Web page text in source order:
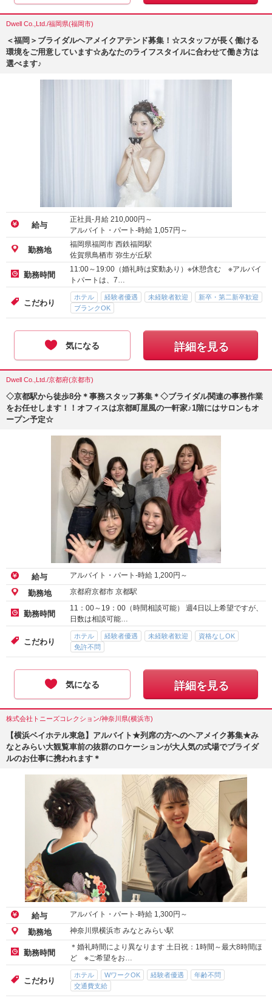
Dwell Co.,Ltd./福岡県(福岡市)
＜福岡＞ブライダルヘアメイクアテンド募集！☆スタッフが長く働ける
環境をご用意しています☆あなたのライフスタイルに合わせて働き方は
選べます♪
給与
正社員-月給 210,000円～
アルバイト・パート-時給 1,057 円～
勤務地
福岡県福岡市 西鉄福岡駅
佐賀県鳥栖市 弥生が丘駅
勤務時間
11:00～19:00（婚礼時は変動あり）※休憩含む ※アルバイ
トパートは、7…
こだわり
ホテル 経験者優遇 未経験者歓迎
新卒・第二新卒歓迎
ブランクOK
気になる 詳細を見る
Dwell Co.,Ltd./京都府(京都市)
◇京都駅から徒歩8分＊事務スタッフ募集＊◇ブライダル関連の事務作業
をお任せします！！オフィスは京都町屋風の一軒家♪1階にはサロンもオ
ープン予定☆
給与 アルバイト・パート-時給 1,200円～
勤務地 京都府京都市 京都駅
勤務時間
11：00～19：00（時間相談可能） 週4日以上希望ですが、
日数は相談可能…
こだわり
ホテル 経験者優遇 未経験者歓迎
資格なしOK
免許不問
気になる 詳細を見る
株式会社トニーズコレクション/神奈川県(横浜市)
【横浜ベイホテル東急】アルバイト★列席の方へのヘアメイク募集★み
なとみらい大観覧車前の抜群のロケーションが大人気の式場でブライダ
ルのお仕事に携われます＊
給与 アルバイト・パート-時給 1,300円～
勤務地 神奈川県横浜市 みなとみらい駅
勤務時間
＊婚礼時間により異なります 土日祝：1時間～最大8時間ほ
ど ※ご希望をお…
こだわり
ホテル WワークOK 経験者優遇
年齢不問
交通費支給